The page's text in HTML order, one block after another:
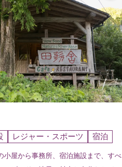
レジャー・スポーツ 宿泊
小屋から事務所、宿泊施設まで、すべ